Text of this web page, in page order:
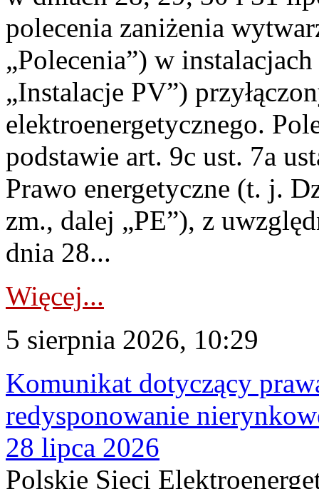
polecenia zaniżenia
„Polecenia”) w
„Instalacje PV”)
elektroenergetycznego.
podstawie art. 9c ust. 7a
Prawo energetyczne (t. j.
zm., dalej „PE”), z
dnia 28...
Więcej...
5 sierpnia 2026, 10:29
Komunikat dotyczący
redysponowanie
28 lipca 2026
Polskie Sieci